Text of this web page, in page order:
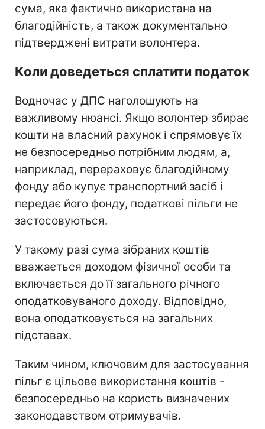
сума, яка фактично використана на
благодійність, а також документально
підтверджені витрати волонтера.
Коли доведеться сплатити податок
Водночас у ДПС наголошують на
важливому нюансі. Якщо волонтер збирає
кошти на власний рахунок і спрямовує їх
не безпосередньо потрібним людям, а,
наприклад, перераховує благодійному
фонду або купує транспортний засіб і
передає його фонду, податкові пільги не
застосовуються.
У такому разі сума зібраних коштів
вважається доходом фізичної особи та
включається до її загального річного
оподатковуваного доходу. Відповідно,
вона оподатковується на загальних
підставах.
Таким чином, ключовим для застосування
пільг є цільове використання коштів -
безпосередньо на користь визначених
законодавством отримувачів.